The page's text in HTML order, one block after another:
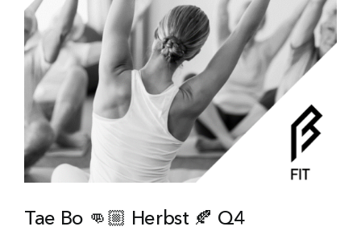
Tae Bo 👊🏼 Herbst 🍂 Q4